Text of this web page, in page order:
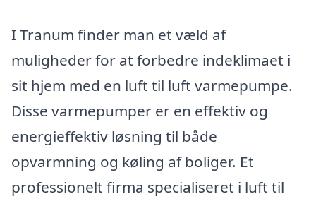
I Tranum finder man et væld af
muligheder for at forbedre indeklimaet i
sit hjem med en luft til luft varmepumpe.
Disse varmepumper er en effektiv og
energieffektiv løsning til både
opvarmning og køling af boliger. Et
professionelt firma specialiseret i luft til